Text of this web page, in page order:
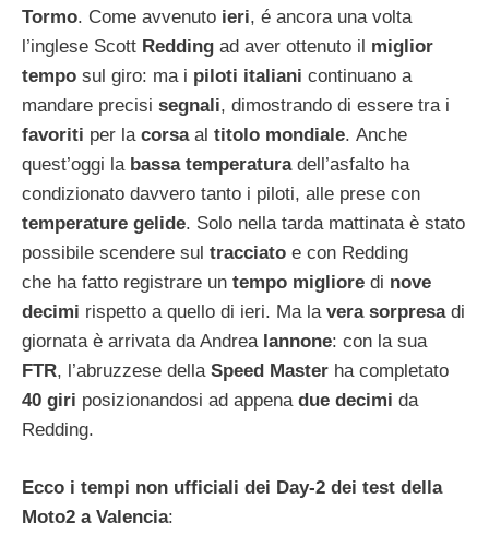
Tormo. Come avvenuto ieri, é ancora una volta
l’inglese Scott Redding ad aver ottenuto il miglior
tempo sul giro: ma i piloti italiani continuano a
mandare precisi segnali, dimostrando di essere tra i
favoriti per la corsaal titolo mondiale. Anche
quest’oggi la bassa temperaturadell’asfalto ha
condizionato davvero tanto i piloti, alle prese con
temperature gelide. Solo nella tarda mattinata è stato
possibile scendere sul tracciato e con Redding
che ha fatto registrare un tempo migliore di nove
decimi rispetto a quello di ieri. Ma la vera sorpresadi
giornata è arrivata da Andrea Iannone: con la sua
FTR, l’abruzzese della Speed Master ha completato
40 giri posizionandosi ad appena due decimi da
Redding.
Ecco i tempi non ufficiali dei Day-2 dei test della
Moto2 a Valencia: